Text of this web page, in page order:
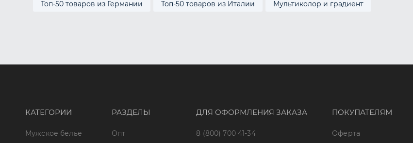
Топ-50 товаров из Германии Топ-50 товаров из Италии Мультиколор и градиент
КАТЕГОРИИ
Мужское белье
РАЗДЕЛЫ
Опт
ДЛЯ ОФОРМЛЕНИЯ ЗАКАЗА
8 (800) 700 41-34
ПОКУПАТЕЛЯМ
Оферта